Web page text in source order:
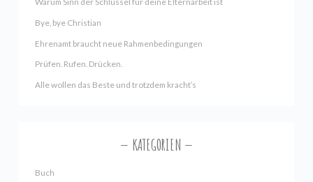
Bye, bye Christian
Ehrenamt braucht neue Rahmenbedingungen
Prüfen. Rufen. Drücken.
Alle wollen das Beste und trotzdem kracht’s
KATEGORIEN
Buch